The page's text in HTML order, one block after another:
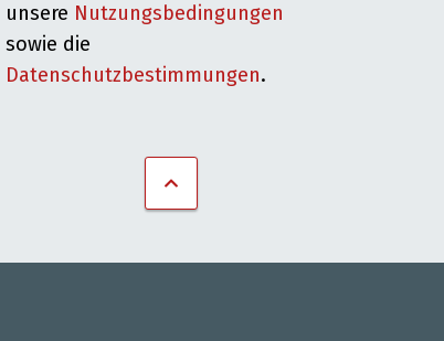
unsere Nutzungsbedingungen
sowie die
Datenschutzbestimmungen.